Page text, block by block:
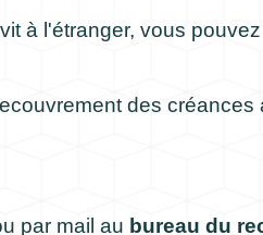
à l'étranger, vous
des créances
par mail au bureau du